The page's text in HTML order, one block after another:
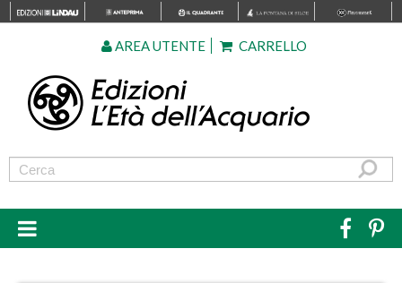
AREA UTENTE CARRELLO